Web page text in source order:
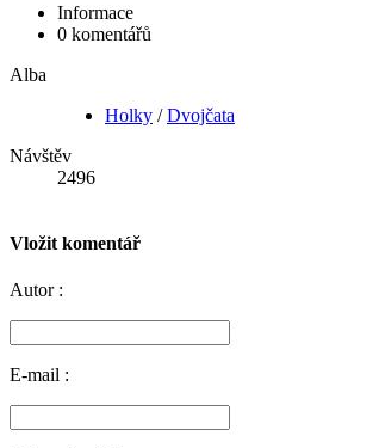
Informace
0 komentářů
Alba
Holky /Dvojčata
Návštěv
2496
Vložit komentář
Autor :
E-mail :